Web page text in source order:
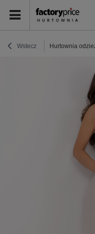
Wstecz Hurtownia